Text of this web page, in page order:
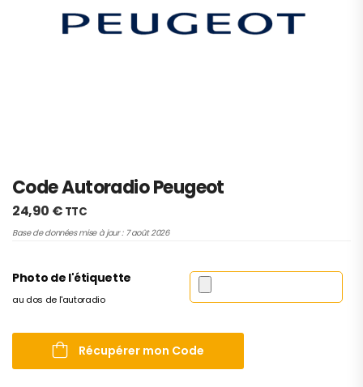
Code Autoradio Peugeot
24,90 € TTC
Base de données mise à jour : 7 août 2026
Photo de l'étiquette
au dos de l'autoradio
Récupérer mon Code